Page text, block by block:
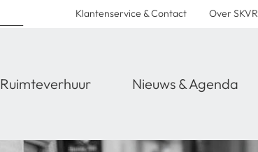
Ruimteverhuur Nieuws & Agenda
Klantenservice & Contact Over SKVR